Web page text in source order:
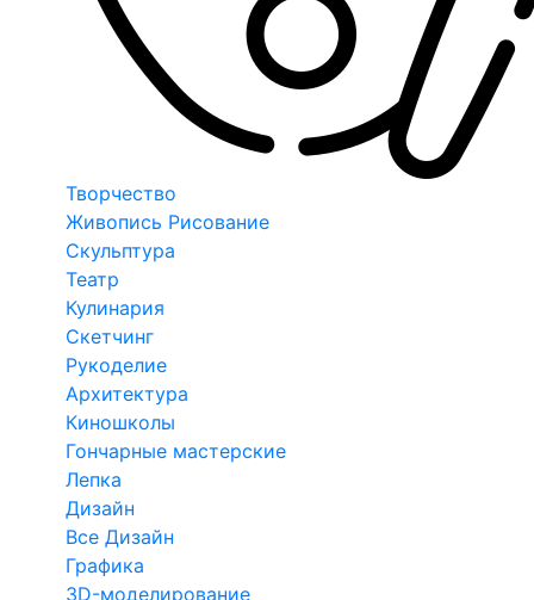
Творчество
Живопись Рисование
Скульптура
Театр
Кулинария
Скетчинг
Рукоделие
Архитектура
Киношколы
Гончарные мастерские
Лепка
Дизайн
Все Дизайн
Графика
3D-моделирование